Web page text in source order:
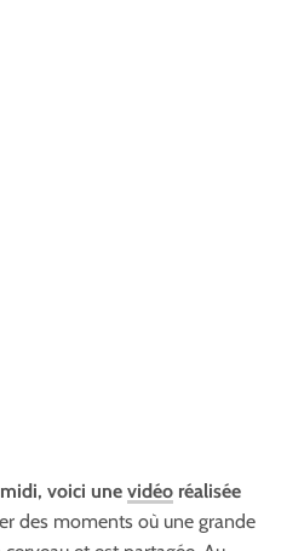
voici une vidéo réalisée
des moments où une grande